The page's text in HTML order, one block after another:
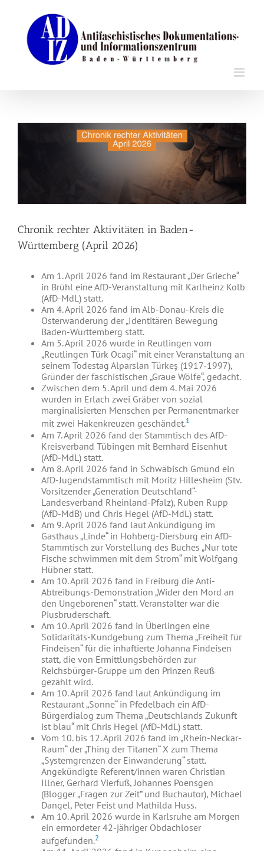
springen
Chronik rechter Aktivitäten in Baden-
Württemberg (April 2026)
Am 1. April 2026 fand im Restaurant „Der Grieche“
in Brühl eine AfD-Veranstaltung mit Karlheinz Kolb
(AfD-MdL) statt.
Am 4. April 2026 fand im Alb-Donau-Kreis die
Osterwanderung der „Identitären Bewegung
Baden-Württemberg statt.
Am 5. April 2026 wurde in Reutlingen vom
„Reutlingen Türk Ocagi“ mit einer Veranstaltung an
seinem Todestag Alparslan Türkeş (1917-1997),
Gründer der faschistischen „Graue Wölfe“, gedacht.
Zwischen dem 5. April und dem 4. Mai 2026
wurden in Erlach zwei Gräber von sozial
marginalisierten Menschen per Permanentmarker
mit zwei Hakenkreuzen geschändet.1
Am 7. April 2026 fand der Stammtisch des AfD-
Kreisverband Tübingen mit Bernhard Eisenhut
(AfD-MdL) statt.
Am 8. April 2026 fand in Schwäbisch Gmünd ein
AfD-Jugendstammtisch mit Moritz Hillesheim (Stv.
Vorsitzender „Generation Deutschland“-
Landesverband Rheinland-Pfalz), Ruben Rupp
(AfD-MdB) und Chris Hegel (AfD-MdL) statt.
Am 9. April 2026 fand laut Ankündigung im
Gasthaus „Linde“ in Hohberg-Diersburg ein AfD-
Stammtisch zur Vorstellung des Buches „Nur tote
Fische schwimmen mit dem Strom“ mit Wolfgang
Hübner statt.
Am 10. April 2026 fand in Freiburg die Anti-
Abtreibungs-Demonstration „Wider den Mord an
den Ungeborenen“ statt. Veranstalter war die
Piusbruderschaft.
Am 10. April 2026 fand in Überlingen eine
Solidaritäts-Kundgebung zum Thema „Freiheit für
Findeisen“ für die inhaftierte Johanna Findeisen
statt, die von Ermittlungsbehörden zur
Reichsbürger-Gruppe um den Prinzen Reuß
gezählt wird.
Am 10. April 2026 fand laut Ankündigung im
Restaurant „Sonne“ in Pfedelbach ein AfD-
Bürgerdialog zum Thema „Deutschlands Zukunft
ist blau“ mit Chris Hegel (AfD-MdL) statt.
Vom 10. bis 12. April 2026 fand im „Rhein-Neckar-
Raum“ der „Thing der Titanen“ X zum Thema
„Systemgrenzen der Einwanderung“ statt.
Angekündigte Referent/innen waren Christian
Illner, Gerhard Vierfuß, Johannes Poensgen
(Blogger „Fragen zur Zeit” und Buchautor), Michael
Dangel, Peter Feist und Mathilda Huss.
Am 10. April 2026 wurde in Karlsruhe am Morgen
ein ermordeter 42-jähriger Obdachloser
aufgefunden.2